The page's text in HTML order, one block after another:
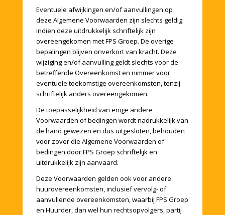
Eventuele afwijkingen en/of aanvullingen op
deze Algemene Voorwaarden zijn slechts geldig
indien deze uitdrukkelijk schriftelijk zijn
overeengekomen met FPS Groep. De overige
bepalingen blijven onverkort van kracht. Deze
wijziging en/of aanvulling geldt slechts voor de
betreffende Overeenkomst en nimmer voor
eventuele toekomstige overeenkomsten, tenzij
schriftelijk anders overeengekomen.
De toepasselijkheid van enige andere
Voorwaarden of bedingen wordt nadrukkelijk van
de hand gewezen en dus uitgesloten, behouden
voor zover die Algemene Voorwaarden of
bedingen door FPS Groep schriftelijk en
uitdrukkelijk zijn aanvaard.
Deze Voorwaarden gelden ook voor andere
huurovereenkomsten, inclusief vervolg- of
aanvullende overeenkomsten, waarbij FPS Groep
en Huurder, dan wel hun rechtsopvolgers, partij